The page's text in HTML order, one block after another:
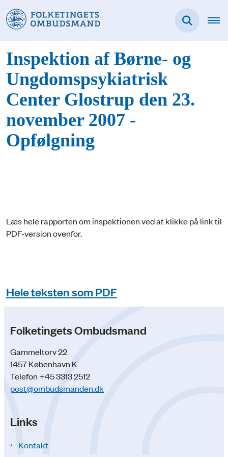
Inspektion af Børne- og
Ungdomspsykiatrisk
Center Glostrup den 23.
november 2007 -
Opfølgning
Læs hele rapporten om inspektionen ved at klikke på link til
PDF-version ovenfor.
Hele teksten som PDF
Folketingets Ombudsmand
Gammeltorv 22
1457 København K
Telefon +45 3313 2512
post@ombudsmanden.dk
Links
Kontakt